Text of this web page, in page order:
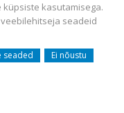
kasutamisega.
seadeid
seaded Ei nõustu